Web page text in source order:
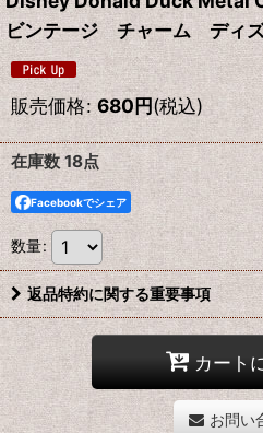
ビンテージ チャーム ディ
販売価格: 680円(税込)
在庫数 18点
Facebookでシェア
数量:
返品特約に関する重要事項
カート
お問い